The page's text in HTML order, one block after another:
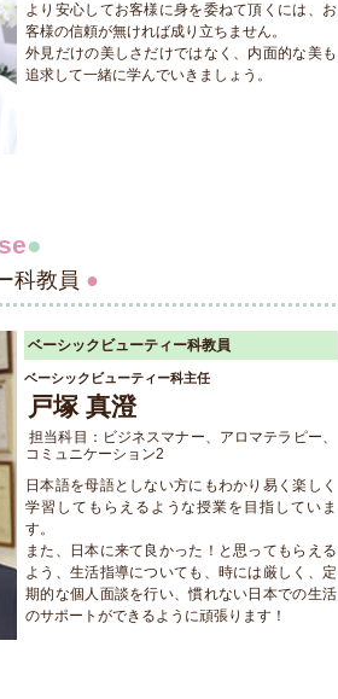
より安心してお客様に身を委ねて頂くには、お
客様の信頼が無ければ成り立ちません。
外見だけの美しさだけではなく、内面的な美も
追求して一緒に学んでいきましょう。
●
科教員 ●
ベーシックビューティー科教員
ベーシックビューティー科主任
戸塚 真澄
担当科目：ビジネスマナー、アロマテラピー、
コミュニケーション2
日本語を母語としない方にもわかり易く楽しく
学習してもらえるような授業を目指していま
す。
また、日本に来て良かった！と思ってもらえる
よう、生活指導についても、時には厳しく、定
期的な個人面談を行い、慣れない日本での生活
のサポートができるように頑張ります！